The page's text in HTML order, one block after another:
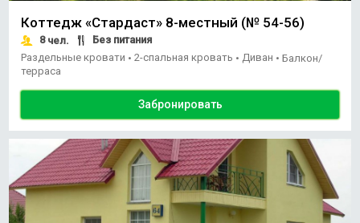
Коттедж «Стардаст» 8-местный (№ 54-56)
8чел.
Без питания
Раздельные кровати • 2-спальная кровать • Диван • Балкон/
терраса
Забронировать